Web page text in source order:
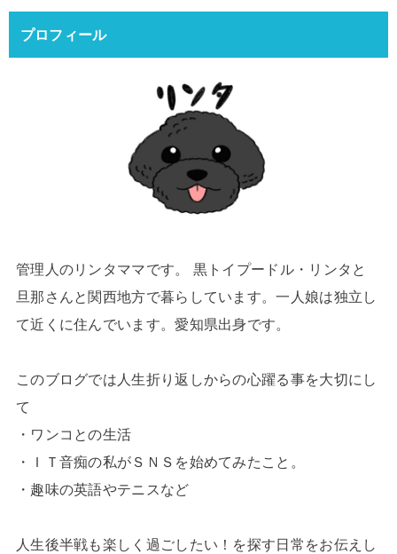
プロフィール
管理人のリンタママです。 黒トイプードル・リンタと
旦那さんと関西地方で暮らしています。一人娘は独立し
て近くに住んでいます。愛知県出身です。
このブログでは人生折り返しからの心躍る事を大切にし
て
・ワンコとの生活
・ＩＴ音痴の私がＳＮＳを始めてみたこと。
・趣味の英語やテニスなど
人生後半戦も楽しく過ごしたい！を探す日常をお伝えし